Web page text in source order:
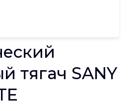
тягач SANY